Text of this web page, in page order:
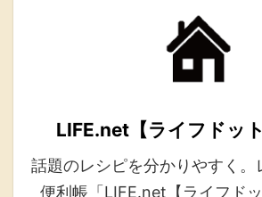
LIFE.net【ライフドッ
話題のレシピを分かりやすく。
便利帳「LIFE.net【ライフドッ